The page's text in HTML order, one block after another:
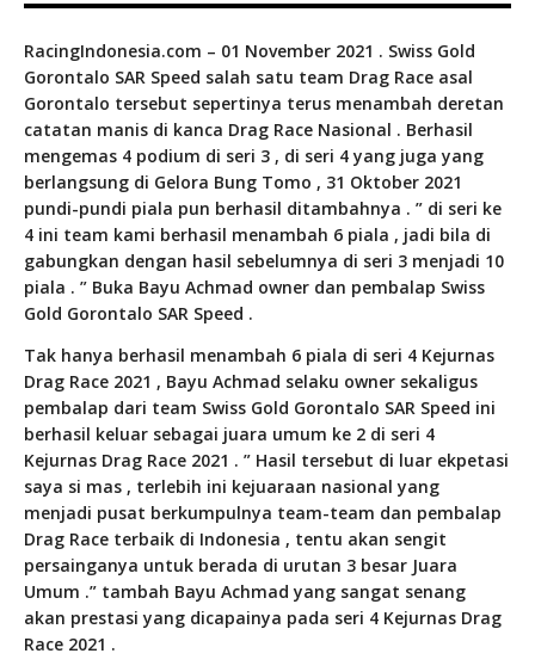
RacingIndonesia.com – 01 November 2021 . Swiss Gold
Gorontalo SAR Speed salah satu team Drag Race asal
Gorontalo tersebut sepertinya terus menambah deretan
catatan manis di kanca Drag Race Nasional . Berhasil
mengemas 4 podium di seri 3 , di seri 4 yang juga yang
berlangsung di Gelora Bung Tomo , 31 Oktober 2021
pundi-pundi piala pun berhasil ditambahnya . ” di seri ke
4 ini team kami berhasil menambah 6 piala , jadi bila di
gabungkan dengan hasil sebelumnya di seri 3 menjadi 10
piala . ” Buka Bayu Achmad owner dan pembalap Swiss
Gold Gorontalo SAR Speed .
Tak hanya berhasil menambah 6 piala di seri 4 Kejurnas
Drag Race 2021 , Bayu Achmad selaku owner sekaligus
pembalap dari team Swiss Gold Gorontalo SAR Speed ini
berhasil keluar sebagai juara umum ke 2 di seri 4
Kejurnas Drag Race 2021 . ” Hasil tersebut di luar ekpetasi
saya si mas , terlebih ini kejuaraan nasional yang
menjadi pusat berkumpulnya team-team dan pembalap
Drag Race terbaik di Indonesia , tentu akan sengit
persainganya untuk berada di urutan 3 besar Juara
Umum .” tambah Bayu Achmad yang sangat senang
akan prestasi yang dicapainya pada seri 4 Kejurnas Drag
Race 2021 .